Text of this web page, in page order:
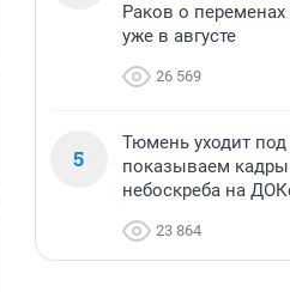
Раков о
уже в августе
26 569
5
Тюмень уходит
показываем
небоскреба на
23 864